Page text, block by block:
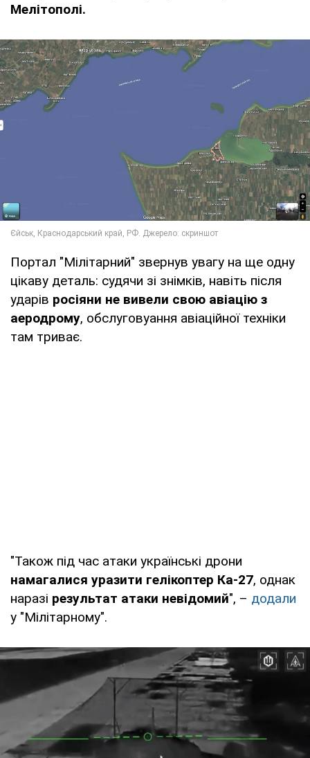
Мелітополі.
Портал "Мілітарний" звернув увагу на ще одну
цікаву деталь: судячи зі знімків, навіть після
ударів росіяни не вивели свою авіацію з
аеродрому, обслуговуання авіаційної техніки
там триває.
"Також під час атаки українські дрони
намагалися уразити гелікоптер Ка-27, однак
наразі результат атаки невідомий", – додали
у "Мілітарному".